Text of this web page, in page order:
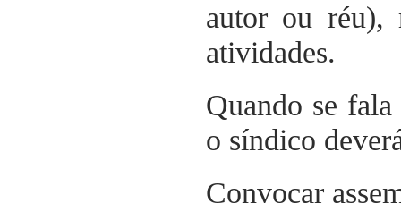
autor ou réu),
atividades.
Quando se
o síndico
Convocar